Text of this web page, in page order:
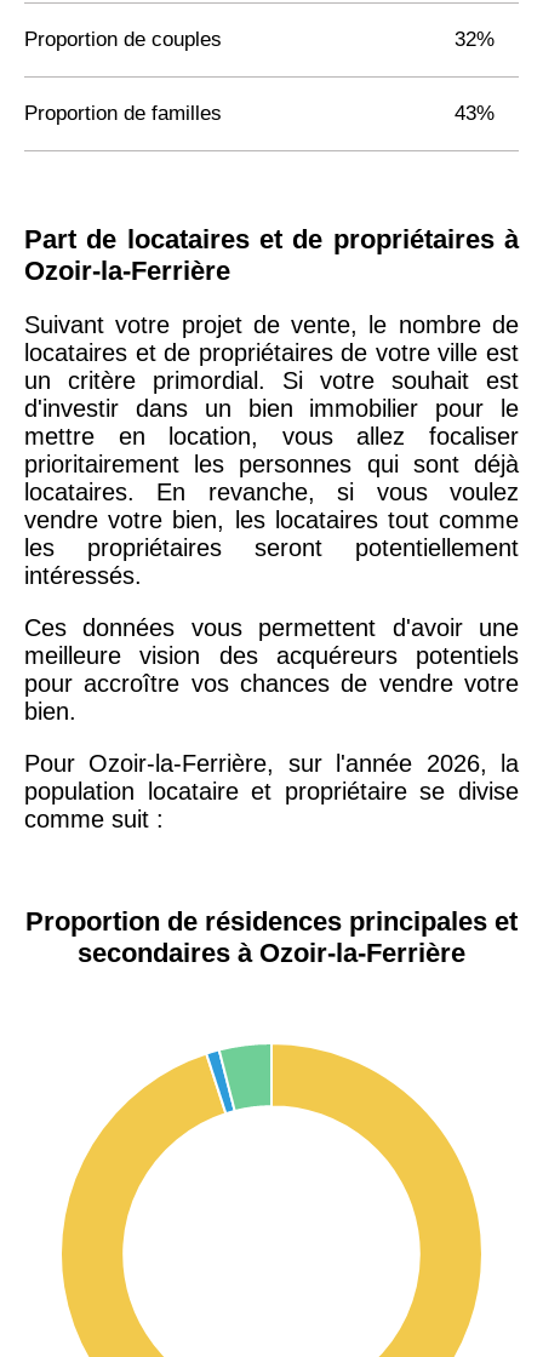
Proportion de couples 32%
Proportion de familles 43%
Part de locataires et de propriétaires à
Ozoir-la-Ferrière
Suivant votre projet de vente, le nombre de
locataires et de propriétaires de votre ville est
un critère primordial. Si votre souhait est
d'investir dans un bien immobilier pour le
mettre en location, vous allez focaliser
prioritairement les personnes qui sont déjà
locataires. En revanche, si vous voulez
vendre votre bien, les locataires tout comme
les propriétaires seront potentiellement
intéressés.
Ces données vous permettent d'avoir une
meilleure vision des acquéreurs potentiels
pour accroître vos chances de vendre votre
bien.
Pour Ozoir-la-Ferrière, sur l'année 2026, la
population locataire et propriétaire se divise
comme suit :
Proportion de résidences principales et
secondaires à Ozoir-la-Ferrière